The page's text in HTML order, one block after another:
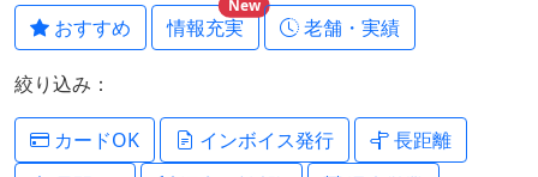
おすすめ 情報充実
New
老舗・実績
絞り込み：
カードOK インボイス発行
長距離